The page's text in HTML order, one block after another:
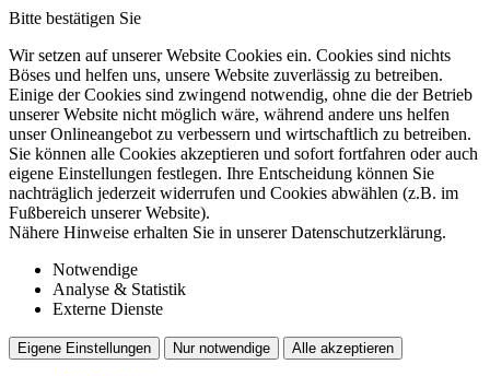
Bitte bestätigen Sie
Wir setzen auf unserer Website Cookies ein. Cookies sind nichts
Böses und helfen uns, unsere Website zuverlässig zu betreiben.
Einige der Cookies sind zwingend notwendig, ohne die der Betrieb
unserer Website nicht möglich wäre, während andere uns helfen
unser Onlineangebot zu verbessern und wirtschaftlich zu betreiben.
Sie können alle Cookies akzeptieren und sofort fortfahren oder auch
eigene Einstellungen festlegen. Ihre Entscheidung können Sie
nachträglich jederzeit widerrufen und Cookies abwählen (z.B. im
Fußbereich unserer Website).
Nähere Hinweise erhalten Sie in unserer Datenschutzerklärung.
Notwendige
Analyse & Statistik
Externe Dienste
Eigene Einstellungen Nur notwendige Alle akzeptieren